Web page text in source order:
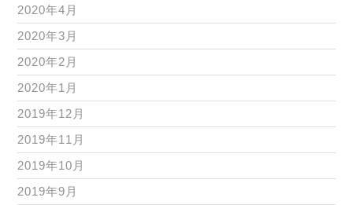
2020年4月
2020年3月
2020年2月
2020年1月
2019年12月
2019年11月
2019年10月
2019年9月